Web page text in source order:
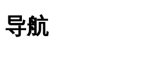
导航